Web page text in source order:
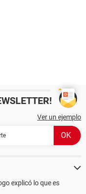
Ver un ejemplo
explicó lo que es